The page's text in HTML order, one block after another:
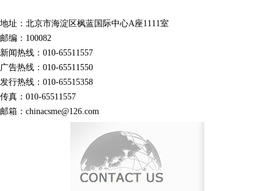
地址：北京市海淀区枫蓝国际中心A座1111室
邮编：100082
新闻热线：010-65511557
广告热线：010-65511550
发行热线：010-65515358
传真：010-65511557
邮箱：chinacsme@126.com